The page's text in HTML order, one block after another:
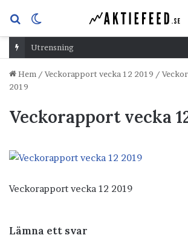
Sök
efterskin
Utrensning
Hem / Veckorapport vecka 12 2019 /
2019
Veckorapport vecka
Veckorapport vecka 12 2019
Lämna ett svar